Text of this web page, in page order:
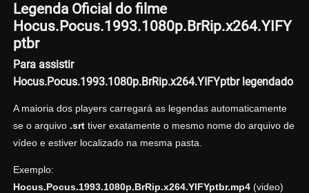
Legenda Oficial do filme
Hocus.Pocus.1993.1080p.BrRip.x264.YIFY
ptbr
Para assistir
Hocus.Pocus.1993.1080p.BrRip.x264.YIFYptbr legendado
A maioria dos players carregará as legendas automaticamente
se o arquivo .srttiver exatamente o mesmo nome do arquivo de
vídeo e estiver localizado na mesma pasta.
Exemplo:
Hocus.Pocus.1993.1080p.BrRip.x264.YIFYptbr.mp4(video)